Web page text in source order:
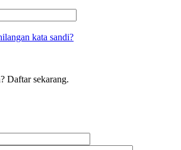
kata sandi?
Daftar sekarang.